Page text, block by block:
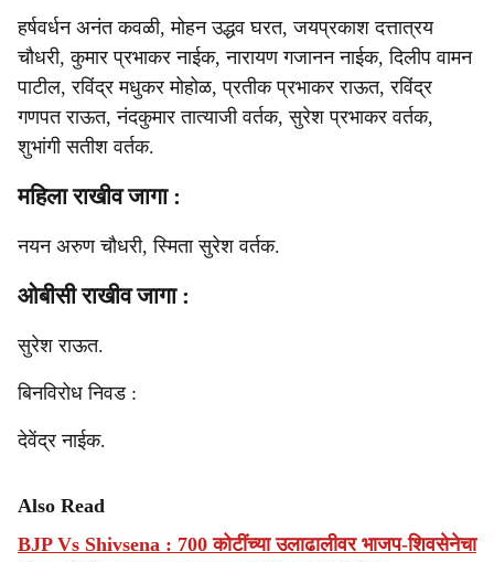
हर्षवर्धन अनंत कवळी, मोहन उद्धव घरत, जयप्रकाश दत्तात्रय
चौधरी, कुमार प्रभाकर नाईक, नारायण गजानन नाईक, दिलीप वामन
पाटील, रविंद्र मधुकर मोहोळ, प्रतीक प्रभाकर राऊत, रविंद्र
गणपत राऊत, नंदकुमार तात्याजी वर्तक, सुरेश प्रभाकर वर्तक,
शुभांगी सतीश वर्तक.
महिला राखीव जागा :
नयन अरुण चौधरी, स्मिता सुरेश वर्तक.
ओबीसी राखीव जागा :
सुरेश राऊत.
बिनविरोध निवड :
देवेंद्र नाईक.
Also Read
BJP Vs Shivsena : 700 कोटींच्या उलाढालीवर भाजप-शिवसेनेचा